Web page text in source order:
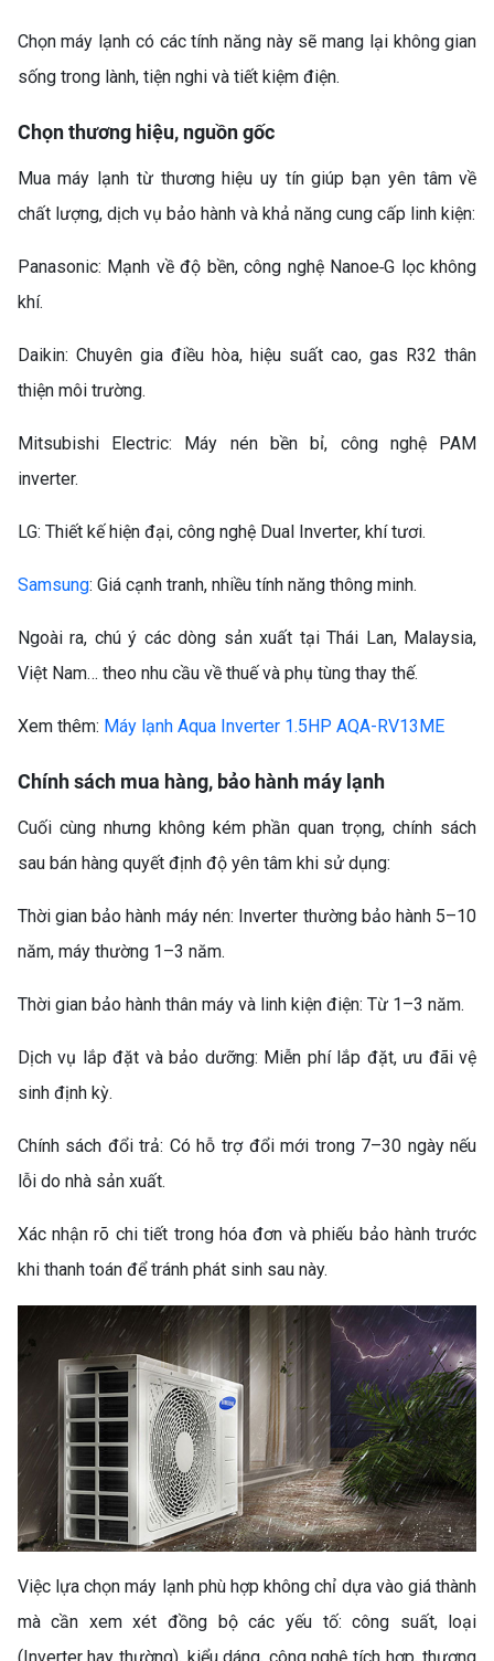
Chọn máy lạnh có các tính năng này sẽ mang lại không gian
sống trong lành, tiện nghi và tiết kiệm điện.
Chọn thương hiệu, nguồn gốc
Mua máy lạnh từ thương hiệu uy tín giúp bạn yên tâm về
chất lượng, dịch vụ bảo hành và khả năng cung cấp linh kiện:
Panasonic: Mạnh về độ bền, công nghệ Nanoe‑G lọc không
khí.
Daikin: Chuyên gia điều hòa, hiệu suất cao, gas R32 thân
thiện môi trường.
Mitsubishi Electric: Máy nén bền bỉ, công nghệ PAM
inverter.
LG: Thiết kế hiện đại, công nghệ Dual Inverter, khí tươi.
Samsung: Giá cạnh tranh, nhiều tính năng thông minh.
Ngoài ra, chú ý các dòng sản xuất tại Thái Lan, Malaysia,
Việt Nam… theo nhu cầu về thuế và phụ tùng thay thế.
Xem thêm: Máy lạnh Aqua Inverter 1.5HP AQA-RV13ME
Chính sách mua hàng, bảo hành máy lạnh
Cuối cùng nhưng không kém phần quan trọng, chính sách
sau bán hàng quyết định độ yên tâm khi sử dụng:
Thời gian bảo hành máy nén: Inverter thường bảo hành 5–10
năm, máy thường 1–3 năm.
Thời gian bảo hành thân máy và linh kiện điện: Từ 1–3 năm.
Dịch vụ lắp đặt và bảo dưỡng: Miễn phí lắp đặt, ưu đãi vệ
sinh định kỳ.
Chính sách đổi trả: Có hỗ trợ đổi mới trong 7–30 ngày nếu
lỗi do nhà sản xuất.
Xác nhận rõ chi tiết trong hóa đơn và phiếu bảo hành trước
khi thanh toán để tránh phát sinh sau này.
Việc lựa chọn máy lạnh phù hợp không chỉ dựa vào giá thành
mà cần xem xét đồng bộ các yếu tố: công suất, loại
TỦ LẠNH FUNIKI FR-
NHỎ GỌN, TIẾT KIỆM CHO
MỌI GIA ĐÌNH
TỦ LẠNH LG 217L
LTB21BLMD – GIẢI PHÁP
TỐI ƯU CHO GIA ĐÌNH HIỆN
RT256N4EBN – LỰA CHỌN
THÔNG MINH CHO GIA
MÁY LẠNH KHÔNG TẮT
CÁCH SỬA CHI TIẾT (MÁY
LẠNH KHÔNG TẮT)
SO SÁNH MÁY GIẶT
INVERTER VÀ MÁY GIẶT
THƯỜNG: NÊN CHỌN LOẠI
NÀO?